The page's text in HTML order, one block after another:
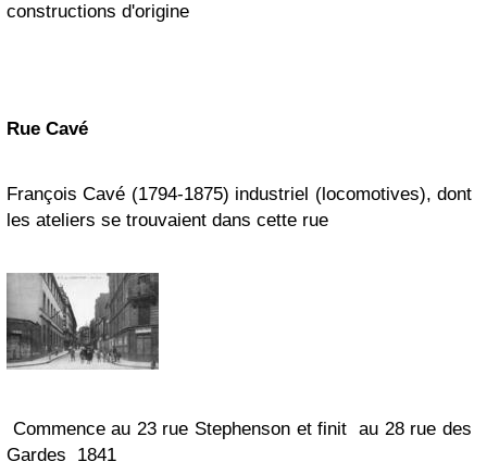
constructions d'origine
Rue Cavé
François Cavé (1794-1875) industriel (locomotives), dont
les ateliers se trouvaient dans cette rue
Commence au 23 rue Stephenson et finit au 28 rue des
Gardes
1841